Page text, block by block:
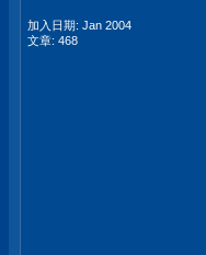
加入日期: Jan 2004
文章: 468